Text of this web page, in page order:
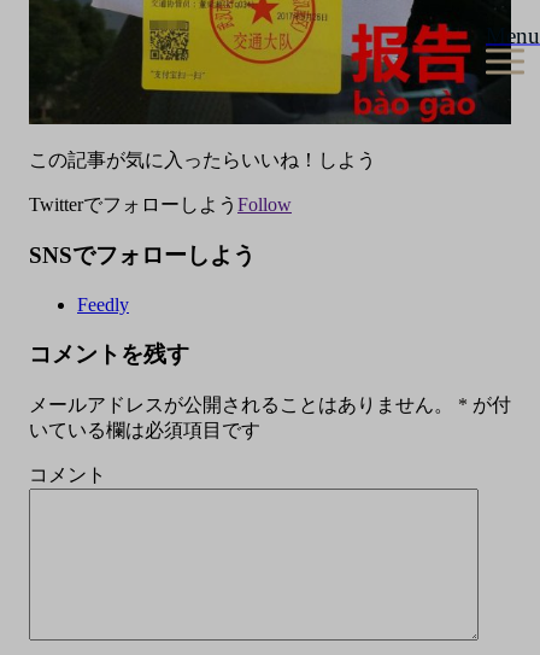
Menu
この記事が気に入ったらいいね！しよう
Twitterでフォローしよう Follow
SNSでフォローしよう
Feedly
コメントを残す
メールアドレスが公開されることはありません。 * が付
いている欄は必須項目です
コメント